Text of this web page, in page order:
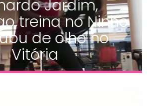
Jardim,
treina no Ninho
de olho no
Vitória